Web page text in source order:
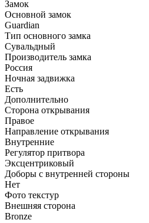
Замок
Основной замок
Guardian
Тип основного замка
Сувальдный
Производитель замка
Россия
Ночная задвижка
Есть
Дополнительно
Сторона открывания
Правое
Направление открывания
Внутренние
Регулятор притвора
Эксцентриковый
Доборы с внутренней стороны
Нет
Фото текстур
Внешняя сторона
Bronze